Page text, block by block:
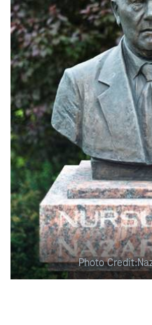
Photo